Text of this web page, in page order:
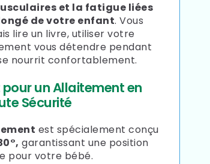
et la fatigue liées
de votre enfant. Vous
lire un livre, utiliser votre
vous détendre pendant
nourrit confortablement.
un Allaitement en
Sécurité
est spécialement conçu
garantissant une position
pour votre bébé.